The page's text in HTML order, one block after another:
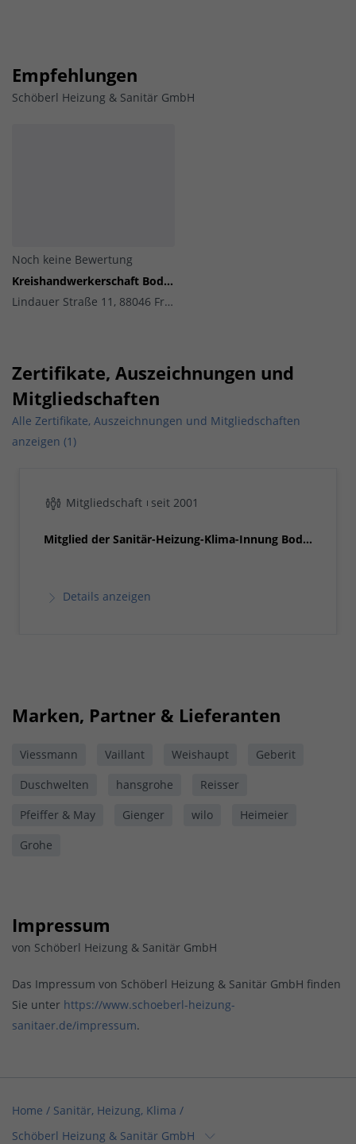
Empfehlungen
Schöberl Heizung & Sanitär GmbH
Noch keine Bewertung
Kreishandwerkerschaft Bodenseekreis
Lindauer Straße 11, 88046 Friedrichshafen
Zertifikate, Auszeichnungen und
Mitgliedschaften
Alle Zertifikate, Auszeichnungen und Mitgliedschaften
anzeigen (1)
Mitgliedschaft seit 2001
Mitglied der Sanitär-Heizung-Klima-Innung Bod...
Details anzeigen
Marken, Partner & Lieferanten
Viessmann Vaillant Weishaupt
Geberit
Duschwelten
hansgrohe
Reisser
Pfeiffer & May
Gienger wilo
Heimeier
Grohe
Impressum
von Schöberl Heizung & Sanitär GmbH
Das Impressum von Schöberl Heizung & Sanitär GmbH finden
Sie unter https://www.schoeberl-heizung-
sanitaer.de/impressum.
Home / Sanitär, Heizung, Klima /
Schöberl Heizung & Sanitär GmbH